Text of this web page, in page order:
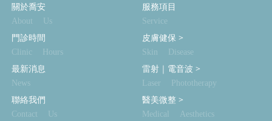
關於喬安
About Us
門診時間
Clinic Hours
最新消息
News
聯絡我們
Contact Us
服務項目
Service
皮膚健保 >
Skin Disease
雷射｜電音波 >
Laser Phototherapy
醫美微整 >
Medical Aesthetics